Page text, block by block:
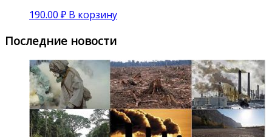
190.00 ₽ В корзину
Последние новости